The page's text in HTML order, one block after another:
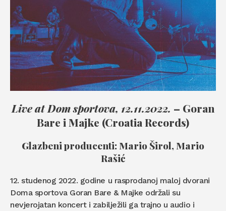
Live at Dom sportova, 12.11.2022. – Goran
Bare i Majke (Croatia Records)
Glazbeni producenti: Mario Širol, Mario
Rašić
12. studenog 2022. godine u rasprodanoj maloj dvorani
Doma sportova Goran Bare & Majke održali su
nevjerojatan koncert i zabilježili ga trajno u audio i